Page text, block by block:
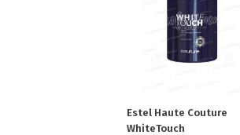
Estel Haute Couture
WhiteTouch